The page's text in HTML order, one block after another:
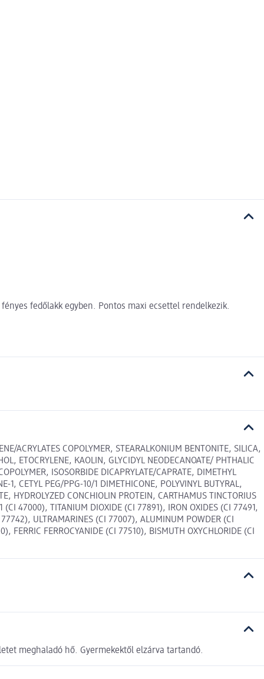
fedőlakk egyben. Pontos maxi ecsettel rendelkezik.
ACRYLATES COPOLYMER, STEARALKONIUM BENTONITE, SILICA,
ETOCRYLENE, KAOLIN, GLYCIDYL NEODECANOATE/ PHTHALIC
ISOSORBIDE DICAPRYLATE/CAPRATE, DIMETHYL
1, CETYL PEG/PPG-10/1 DIMETHICONE, POLYVINYL BUTYRAL,
HYDROLYZED CONCHIOLIN PROTEIN, CARTHAMUS TINCTORIUS
47000), TITANIUM DIOXIDE (CI 77891), IRON OXIDES (CI 77491,
ULTRAMARINES (CI 77007), ALUMINUM POWDER (CI
FERROCYANIDE (CI 77510), BISMUTH OXYCHLORIDE (CI
meghaladó hő. Gyermekektől elzárva tartandó.